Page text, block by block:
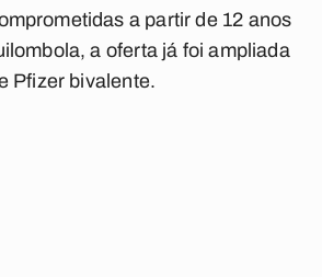
a partir de 12 anos
a oferta já foi ampliada
Pfizer bivalente.